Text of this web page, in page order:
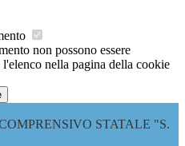
non possono essere
nella pagina della cookie
STATALE "S.